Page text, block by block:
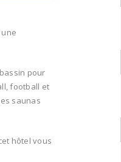
pour
football et
saunas
hôtel vous